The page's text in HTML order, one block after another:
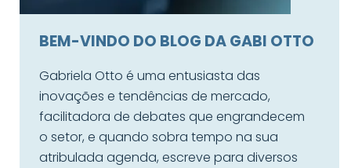
BEM-VINDO DO BLOG DA GABI OTTO
Gabriela Otto é uma entusiasta das
inovações e tendências de mercado,
facilitadora de debates que engrandecem
o setor, e quando sobra tempo na sua
atribulada agenda, escreve para diversos